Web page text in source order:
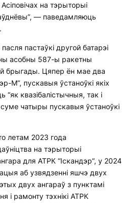
на тэрыторыі
— паведамляюць
пастаўкі другой батарэі
асобны 587-ы ракетны
брыгады. Цяпер ён мае два
М”, пускавыя ўстаноўкі якіх
квазібалістычныя, так і
чатыры пускавыя ўстаноўкі
летам 2023 года
на тэрыторыі
для АТРК “Іскандэр”, у 2024
аб узвядзенні яшчэ двух
двух ангараў з пунктамі
і рамонту тэхнікі АТРК